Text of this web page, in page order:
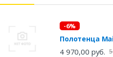
-6%
4 970,00 руб.